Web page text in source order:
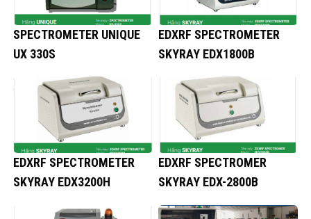
SPECTROMETER UNIQUE
UX 330S
EDXRF SPECTROMETER
SKYRAY EDX1800B
EDXRF SPECTROMETER
SKYRAY EDX3200H
EDXRF SPECTROMER
SKYRAY EDX-2800B